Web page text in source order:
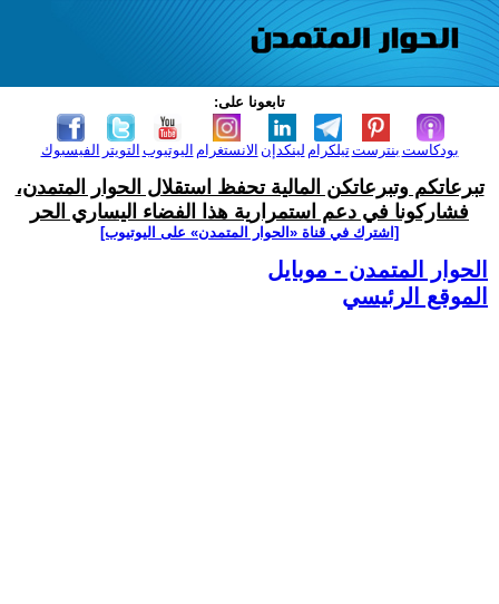
تابعونا على:
الفيسبوك التويتر اليوتيوب الانستغرام لينكدإن تيلكرامبنترست بودكاست
تبرعاتكم وتبرعاتكن المالية تحفظ استقلال الحوار المتمدن،
فشاركونا في دعم استمرارية هذا الفضاء اليساري الحر
[اشترك في قناة ‫«الحوار المتمدن» على اليوتيوب]
الحوار المتمدن - موبايل
الموقع الرئيسي